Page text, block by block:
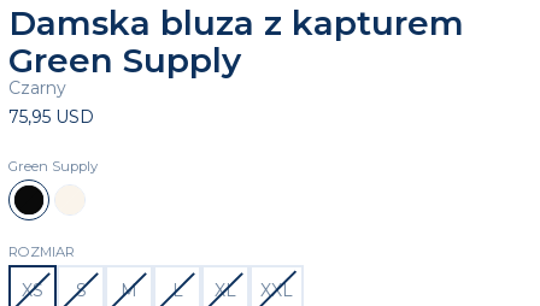
Damska bluza z kapturem
Green Supply
Czarny
75,95 USD
Green Supply
CzarnyBeżowy
ROZMIAR
XS S M L XL XXL